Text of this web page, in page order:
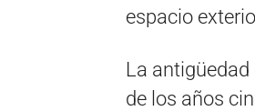
espacio
La
de los años